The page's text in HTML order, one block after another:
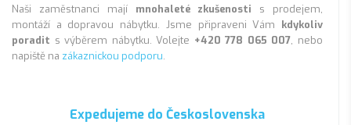
Naši zaměstnanci mají mnohaleté zkušenosti s prodejem,
montáží a dopravou nábytku. Jsme připraveni Vám kdykoliv
poradit s výběrem nábytku. Volejte +420 778 065 007, nebo
napiště na zákaznickou podporu.
Expedujeme do Československa